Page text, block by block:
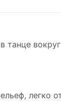
легко